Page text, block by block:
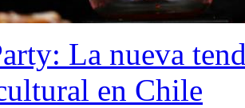
La nueva
en Chile